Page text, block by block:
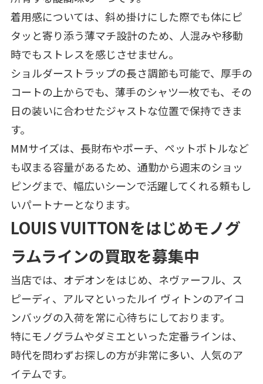
着用感については、斜め掛けにした際でも体にピ
タッと寄り添う薄マチ設計のため、人混みや移動
時でもストレスを感じさせません。
ショルダーストラップの長さ調節も可能で、厚手の
コートの上からでも、薄手のシャツ一枚でも、その
日の装いに合わせたジャストな位置で保持できま
す。
MMサイズは、長財布やポーチ、ペットボトルなど
も収まる容量があるため、通勤から週末のショッ
ピングまで、幅広いシーンで活躍してくれる頼もし
いパートナーとなります。
LOUIS VUITTONをはじめモノグ
ラムラインの買取を募集中
当店では、オデオンをはじめ、ネヴァーフル、ス
ピーディ、アルマといったルイ ヴィトンのアイコ
ンバッグの入荷を常に心待ちにしております。
特にモノグラムやダミエといった定番ラインは、
時代を問わずお探しの方が非常に多い、人気のア
イテムです。